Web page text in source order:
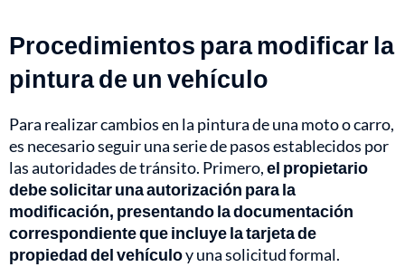
Procedimientos para modificar la
pintura de un vehículo
Para realizar cambios en la pintura de una moto o carro,
es necesario seguir una serie de pasos establecidos por
las autoridades de tránsito. Primero,el propietario
debe solicitar una autorización para la
modificación, presentando la documentación
correspondiente que incluye la tarjeta de
propiedad del vehículoy una solicitud formal.